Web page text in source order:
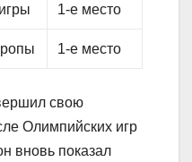
1-е место
1-е место
свою
Олимпийских игр
вновь показал